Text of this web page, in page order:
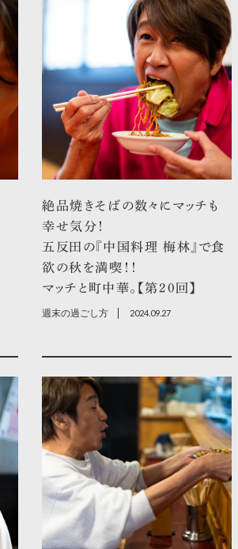
絶品焼きそばの数々にマッチも
幸せ気分！
五反田の『中国料理 梅林』で食
欲の秋を満喫！！
マッチと町中華。【第20回】
週末の過ごし方 2024.09.27